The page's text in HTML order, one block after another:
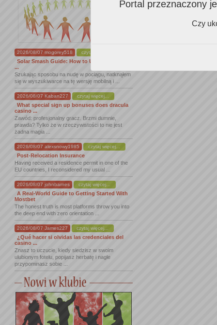
2026/08/07 mogorey518 czytaj więcej...
Solar Smash Guide: How to Unlock All Secret
...
Szukając sposobu na nudę w pociągu, natknąłem
się w wyszukiwarce na tę wersję mobilną i ...
2026/08/07 Kaban227 czytaj więcej...
What special sign up bonuses does dracula
casino ...
Zawód: profesjonalny gracz. Brzmi dumnie,
prawda? Tylko że w rzeczywistości to nie jest
żadna magia ...
2026/08/07 alexsnowy1985 czytaj więcej...
Post-Relocation Insurance
Having received a residence permit in one of the
EU countries, I reconsidered my usual ...
2026/08/07 johnbarnes czytaj więcej...
A Real-World Guide to Getting Started With
Mostbet
The honest truth is most platforms throw you into
the deep end with zero orientation ...
2026/08/07 James227 czytaj więcej...
¿Qué hacer si olvidas las credenciales del
casino ...
Znasz to uczucie, kiedy siedzisz w swoim
ulubionym fotelu, popijasz herbatę i nagle
przypominasz sobie ...
Portal przeznaczony
Czy